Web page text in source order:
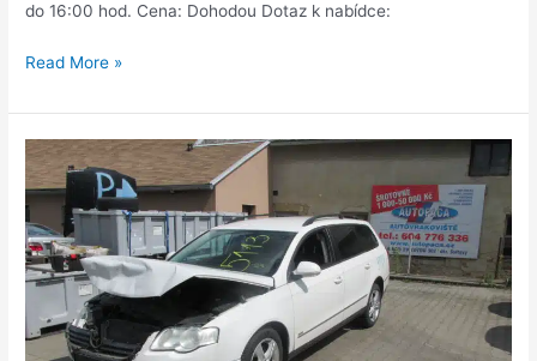
do 16:00 hod. Cena: Dohodou Dotaz k nabídce:
Read More »
Passat
B6